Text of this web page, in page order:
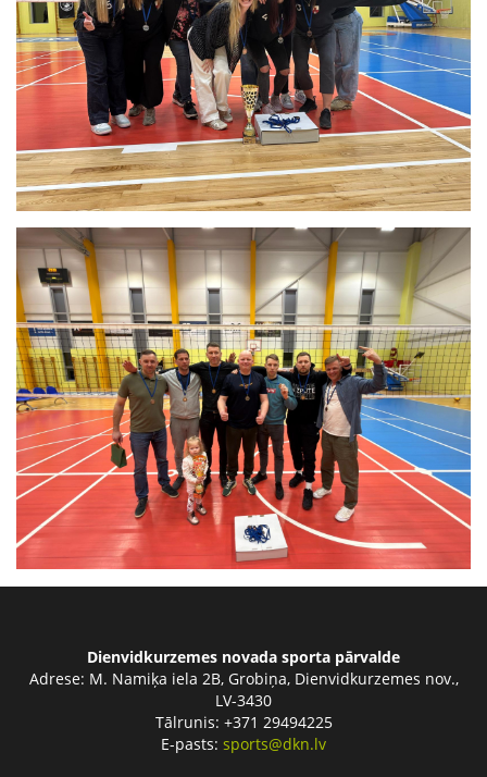
Dienvidkurzemes novada sporta pārvalde
Adrese: M. Namiķa iela 2B, Grobiņa, Dienvidkurzemes nov.,
LV-3430
Tālrunis: +371 29494225
E-pasts: sports@dkn.lv